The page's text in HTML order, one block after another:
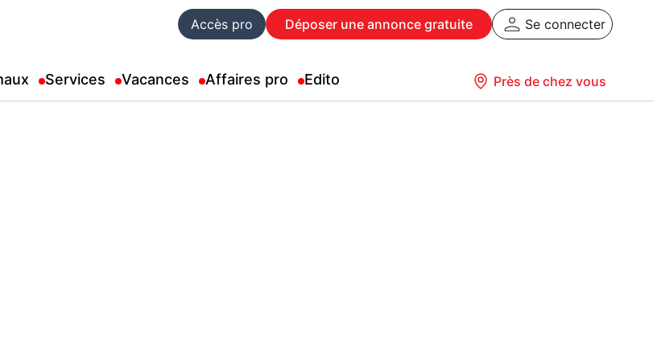
Accès pro Déposer une annonce gratuite Se connecter
Services Vacances Affaires pro Edito Près de chez vous